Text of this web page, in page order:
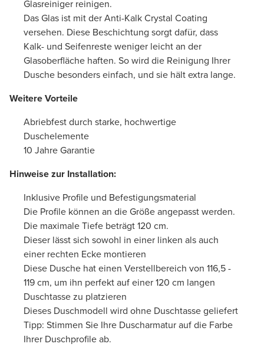
Glasreiniger reinigen.
Das Glas ist mit der Anti-Kalk Crystal Coating
versehen. Diese Beschichtung sorgt dafür, dass
Kalk- und Seifenreste weniger leicht an der
Glasoberfläche haften. So wird die Reinigung Ihrer
Dusche besonders einfach, und sie hält extra lange.
Weitere Vorteile
Abriebfest durch starke, hochwertige
Duschelemente
10 Jahre Garantie
Hinweise zur Installation:
Inklusive Profile und Befestigungsmaterial
Die Profile können an die Größe angepasst werden.
Die maximale Tiefe beträgt 120 cm.
Dieser lässt sich sowohl in einer linken als auch
einer rechten Ecke montieren
Diese Dusche hat einen Verstellbereich von 116,5 -
119 cm, um ihn perfekt auf einer 120 cm langen
Duschtasse zu platzieren
Dieses Duschmodell wird ohne Duschtasse geliefert
Tipp: Stimmen Sie Ihre Duscharmatur auf die Farbe
Ihrer Duschprofile ab.